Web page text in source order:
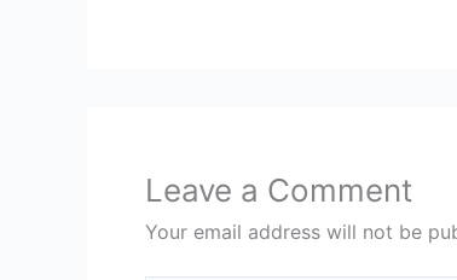
Leave a Comment
Your email address will not be